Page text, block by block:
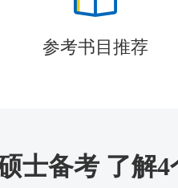
参考书目推荐
士备考 了解4